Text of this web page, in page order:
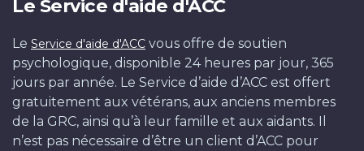
Le Service d'aide d'ACC
Le Service d'aide d'ACC vous offre de soutien
psychologique, disponible 24 heures par jour, 365
jours par année. Le Service d’aide d’ACC est offert
gratuitement aux vétérans, aux anciens membres
de la GRC, ainsi qu’à leur famille et aux aidants. Il
n’est pas nécessaire d’être un client d’ACC pour